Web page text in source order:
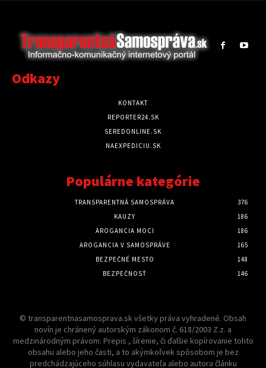
Odkazy
KONTAKT
REPORTER24.SK
SEREDONLINE.SK
NAEXPEDICIU.SK
Populárne kategórie
TRANSPARENTNÁ SAMOSPRÁVA
376
KAUZY
186
AROGANCIA MOCI
186
AROGANCIA V SAMOSPRÁVE
165
BEZPEČNÉ MESTO
148
BEZPEČNOSŤ
146
© transparentnasamosprava.sk všetky práva vyhradené. Obsah
novín je chránený autorským zákonom č. 618/2003 Z.z. a
medzinárodným právom. Prepis , šírenie, či ďalšie kopírovanie tohto
obsahu alebo jeho časti, a to akýmkoľvek spôsobom je bez
predchádzajúceho súhlasu vydavateľa alebo autora článku